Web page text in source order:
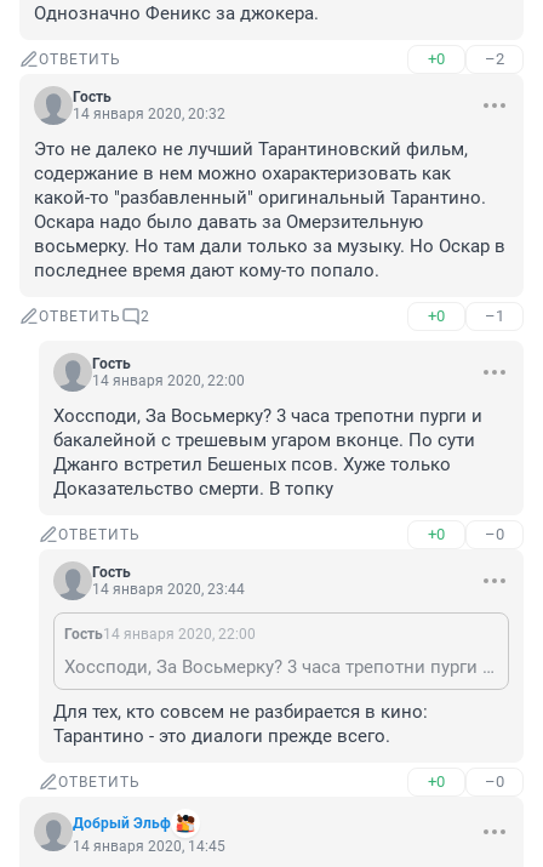
Однозначно Феникс за джокера.
ОТВЕТИТЬ +0 –2
Гость
14 января 2020, 20:32
Это не далеко не лучший Тарантиновский фильм,
содержание в нем можно охарактеризовать как
какой-то "разбавленный" оригинальный Тарантино.
Оскара надо было давать за Омерзительную
восьмерку. Но там дали только за музыку. Но Оскар в
последнее время дают кому-то попало.
ОТВЕТИТЬ 2 +0 –1
Гость
14 января 2020, 22:00
Хоссподи, За Восьмерку? 3 часа трепотни пурги и
бакалейной с трешевым угаром вконце. По сути
Джанго встретил Бешеных псов. Хуже только
Доказательство смерти. В топку
ОТВЕТИТЬ +0 –0
Гость
14 января 2020, 23:44
Гость14 января 2020, 22:00
Хоссподи, За Восьмерку? 3 часа трепотни пурги и бакалейной с трешевым угаром вконце. По сути Джанго встретил Бешеных псов. Хуже только Доказательство смерти. В топку
Для тех, кто совсем не разбирается в кино:
Тарантино - это диалоги прежде всего.
ОТВЕТИТЬ +0 –0
Добрый Эльф
14 января 2020, 14:45